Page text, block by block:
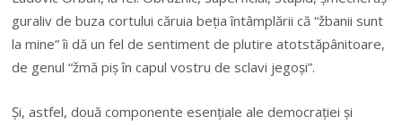
guraliv de buza cortului căruia beția întâmplării că “žbanii sunt
la mine” îi dă un fel de sentiment de plutire atotstăpânitoare,
de genul “žmă piș în capul vostru de sclavi jegoși”.
Și, astfel, două componente esențiale ale democrației și